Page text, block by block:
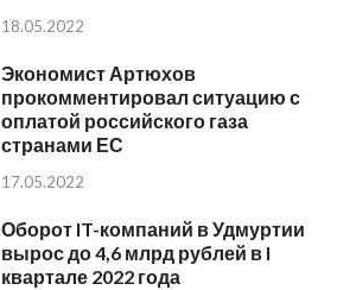
18.05.2022
Экономист Артюхов
прокомментировал ситуацию с
оплатой российского газа
странами ЕС
17.05.2022
Оборот IT-компаний в Удмуртии
вырос до 4,6 млрд рублей в I
квартале 2022 года